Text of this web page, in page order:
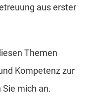
aus erster
Themen
Kompetenz zur
mich an.